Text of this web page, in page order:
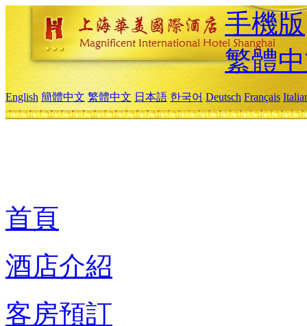
手機版
繁體
English 簡體中文 繁體中文 日本語 한국어 Deutsch Français
首頁
酒店介紹
客房預訂